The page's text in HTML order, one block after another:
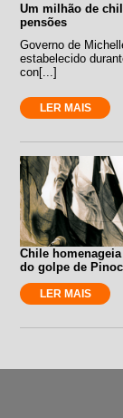
Um milhão de
pensões
Governo de
estabelecido
con[...]
LER MAIS
Chile
do golpe de
LER MAIS